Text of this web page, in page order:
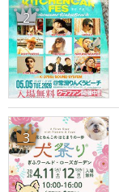
2
3